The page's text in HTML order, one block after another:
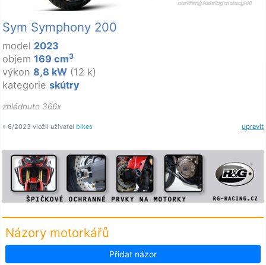
Sym Symphony 200
model 2023
objem 169 cm3
výkon 8,8 kW (12 k)
kategorie skútry
zhlédnuto 366x
upravit
» 6/2023 vložil uživatel bikes
Názory motorkářů
Přidat názor